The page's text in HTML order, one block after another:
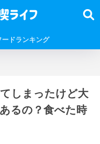
ードランキング
しまったけど大
るの？食べた時